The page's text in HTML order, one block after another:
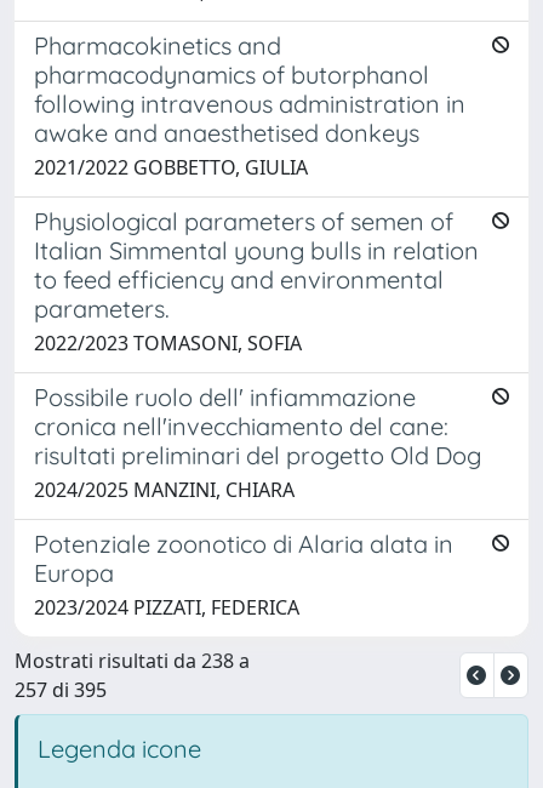
Pharmacokinetics and
pharmacodynamics of butorphanol
following intravenous administration in
awake and anaesthetised donkeys
2021/2022 GOBBETTO, GIULIA
Physiological parameters of semen of
Italian Simmental young bulls in relation
to feed efficiency and environmental
parameters.
2022/2023 TOMASONI, SOFIA
Possibile ruolo dell' infiammazione
cronica nell'invecchiamento del cane:
risultati preliminari del progetto Old Dog
2024/2025 MANZINI, CHIARA
Potenziale zoonotico di Alaria alata in
Europa
2023/2024 PIZZATI, FEDERICA
Mostrati risultati da 238 a
257 di 395
Legenda icone